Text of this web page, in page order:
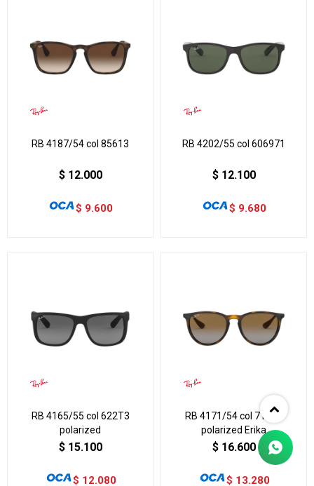
RB 4187/54 col 85613
$ 12.000
$ 9.600
RB 4202/55 col 606971
$ 12.100
$ 9.680
RB 4165/55 col 622T3
polarized
$ 15.100
$ 12.080
RB 4171/54 col 710T5
polarized Erika
$ 16.600
$ 13.280